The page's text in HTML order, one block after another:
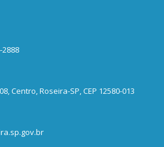
2888
Centro, Roseira-SP, CEP 12580-013